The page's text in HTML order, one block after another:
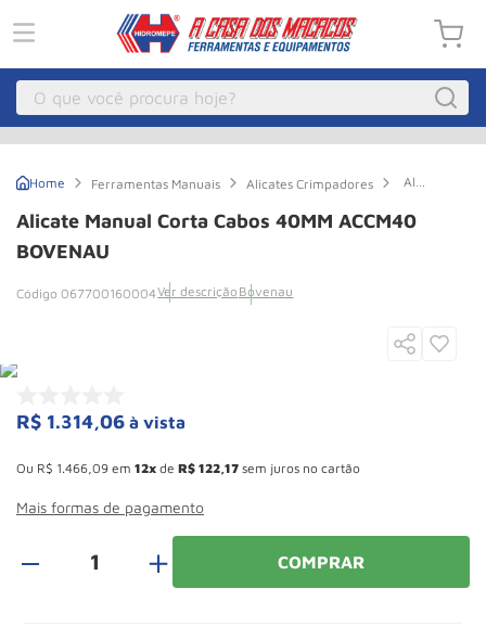
O que você procura hoje?
Ferramentas Manuais Alicates Crimpadores
Alicate
Corta
Cabos
Alicate Manual Corta Cabos 40MM ACCM40
BOVENAU
067700160004Ver descrição Bovenau
R$ 1.314,06 à vista
Ou R$ 1.466 09 em 12 de R$ 122 17 sem juros no cartão
Mais formas de pagamento
＋ COMPRAR
º Macaco Hidraulico
8 Talha
9º Rodizio
10 º